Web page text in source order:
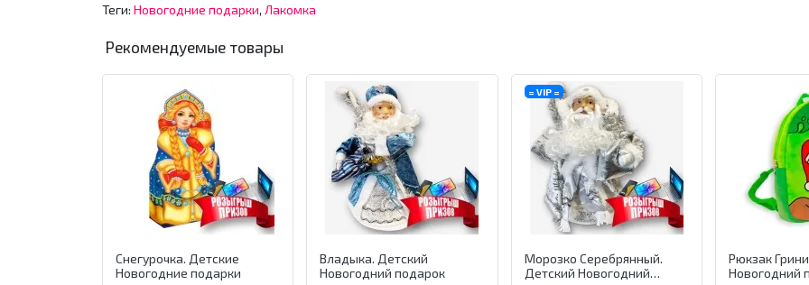
Теги: Новогодние подарки, Лакомка
Рекомендуемые товары
Снегурочка. Детские
Новогодние подарки
Владыка. Детский
Новогодний подарок
= VIP =
Морозко Серебрянный.
Детский Новогодний
Рюкзак
Новогодний